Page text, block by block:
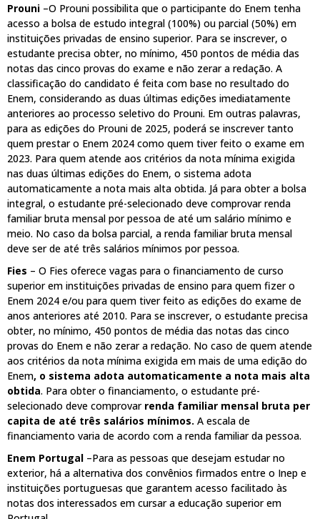
Prouni –O Prouni possibilita que o participante do Enem tenha
acesso a bolsa de estudo integral (100%) ou parcial (50%) em
instituições privadas de ensino superior. Para se inscrever, o
estudante precisa obter, no mínimo, 450 pontos de média das
notas das cinco provas do exame e não zerar a redação. A
classificação do candidato é feita com base no resultado do
Enem, considerando as duas últimas edições imediatamente
anteriores ao processo seletivo do Prouni. Em outras palavras,
para as edições do Prouni de 2025, poderá se inscrever tanto
quem prestar o Enem 2024 como quem tiver feito o exame em
2023. Para quem atende aos critérios da nota mínima exigida
nas duas últimas edições do Enem, o sistema adota
automaticamente a nota mais alta obtida. Já para obter a bolsa
integral, o estudante pré-selecionado deve comprovar renda
familiar bruta mensal por pessoa de até um salário mínimo e
meio. No caso da bolsa parcial, a renda familiar bruta mensal
deve ser de até três salários mínimos por pessoa.
Fies – O Fies oferece vagas para o financiamento de curso
superior em instituições privadas de ensino para quem fizer o
Enem 2024 e/ou para quem tiver feito as edições do exame de
anos anteriores até 2010. Para se inscrever, o estudante precisa
obter, no mínimo, 450 pontos de média das notas das cinco
provas do Enem e não zerar a redação. No caso de quem atende
aos critérios da nota mínima exigida em mais de uma edição do
Enem, o sistema adota automaticamente a nota mais alta
obtida. Para obter o financiamento, o estudante pré-
selecionado deve comprovar renda familiar mensal bruta per
capita de até três salários mínimos. A escala de
financiamento varia de acordo com a renda familiar da pessoa.
Enem Portugal –Para as pessoas que desejam estudar no
exterior, há a alternativa dos convênios firmados entre o Inep e
instituições portuguesas que garantem acesso facilitado às
notas dos interessados em cursar a educação superior em